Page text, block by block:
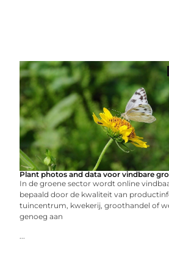
Plant photos and data voor vindbare
In de groene sector wordt online
bepaald door de kwaliteit van
tuincentrum, kwekerij, groothandel of
genoeg aan
...